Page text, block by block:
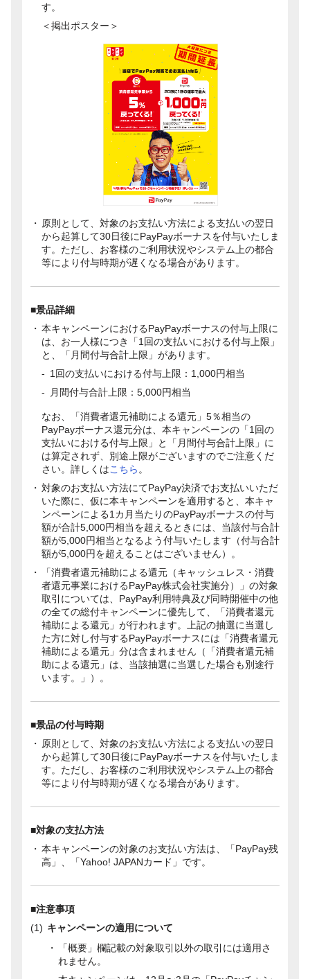
す。
＜掲出ポスター＞
原則として、対象のお支払い方法による支払いの翌日
から起算して30日後にPayPayボーナスを付与いたしま
す。ただし、お客様のご利用状況やシステム上の都合
等により付与時期が遅くなる場合があります。
■景品詳細
本キャンペーンにおけるPayPayボーナスの付与上限に
は、お一人様につき「1回の支払いにおける付与上限」
と、「月間付与合計上限」があります。
1回の支払いにおける付与上限：1,000円相当
月間付与合計上限：5,000円相当
なお、「消費者還元補助による還元」5％相当の
PayPayボーナス還元分は、本キャンペーンの「1回の
支払いにおける付与上限」と「月間付与合計上限」に
は算定されず、別途上限がございますのでご注意くだ
さい。詳しくはこちら。
対象のお支払い方法にてPayPay決済でお支払いいただ
いた際に、仮に本キャンペーンを適用すると、本キャ
ンペーンによる1カ月当たりのPayPayボーナスの付与
額が合計5,000円相当を超えるときには、当該付与合計
額が5,000円相当となるよう付与いたします（付与合計
額が5,000円を超えることはございません）。
「消費者還元補助による還元（キャッシュレス・消費
者還元事業におけるPayPay株式会社実施分）」の対象
取引については、PayPay利用特典及び同時開催中の他
の全ての総付キャンペーンに優先して、「消費者還元
補助による還元」が行われます。上記の抽選に当選し
た方に対し付与するPayPayボーナスには「消費者還元
補助による還元」分は含まれません（「消費者還元補
助による還元」は、当該抽選に当選した場合も別途行
います。」）。
■景品の付与時期
原則として、対象のお支払い方法による支払いの翌日
から起算して30日後にPayPayボーナスを付与いたしま
す。ただし、お客様のご利用状況やシステム上の都合
等により付与時期が遅くなる場合があります。
■対象の支払方法
本キャンペーンの対象のお支払い方法は、「PayPay残
高」、「Yahoo! JAPANカード」です。
■注意事項
キャンペーンの適用について
「概要」欄記載の対象取引以外の取引には適用さ
れません。